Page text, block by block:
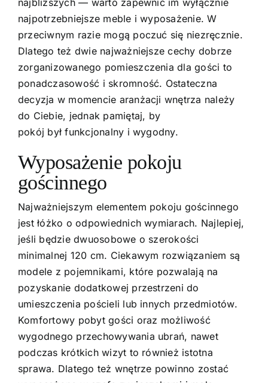
najbliższych — warto zapewnić im wyłącznie
najpotrzebniejsze meble i wyposażenie. W
przeciwnym razie mogą poczuć się niezręcznie.
Dlatego też dwie najważniejsze cechy dobrze
zorganizowanego pomieszczenia dla gości to
ponadczasowość i skromność. Ostateczna
decyzja w momencie aranżacji wnętrza należy
do Ciebie, jednak pamiętaj, by
pokój był funkcjonalny i wygodny.
Wyposażenie pokoju
gościnnego
Najważniejszym elementem pokoju gościnnego
jest łóżko o odpowiednich wymiarach. Najlepiej,
jeśli będzie dwuosobowe o szerokości
minimalnej 120 cm. Ciekawym rozwiązaniem są
modele z pojemnikami, które pozwalają na
pozyskanie dodatkowej przestrzeni do
umieszczenia pościeli lub innych przedmiotów.
Komfortowy pobyt gości oraz możliwość
wygodnego przechowywania ubrań, nawet
podczas krótkich wizyt to również istotna
sprawa. Dlatego też wnętrze powinno zostać